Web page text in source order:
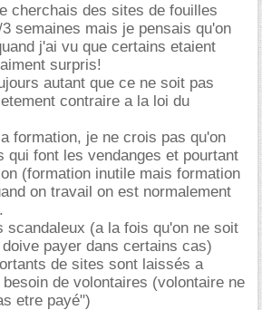
cherchais des sites de fouilles
semaines mais je pensais qu'on
j'ai vu que certains etaient
surpris!
autant que ce ne soit pas
contraire a la loi du
formation, je ne crois pas qu'on
qui font les vendanges et pourtant
(formation inutile mais formation
on travail on est normalement
scandaleux (a la fois qu'on ne soit
payer dans certains cas)
de sites sont laissés a
de volontaires (volontaire ne
etre payé")